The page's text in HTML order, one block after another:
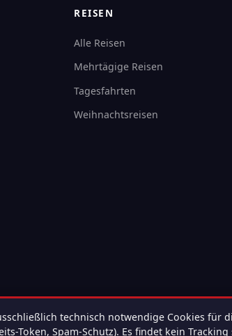
REISEN
Alle Reisen
Mehrtägige Reisen
Tagesfahrten
Weihnachtsreisen
technisch notwendige Cookies für
Token, Spam-Schutz). Es findet kein Tracking